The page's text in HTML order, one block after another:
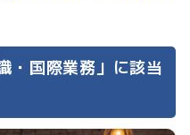
・国際業務」に該当